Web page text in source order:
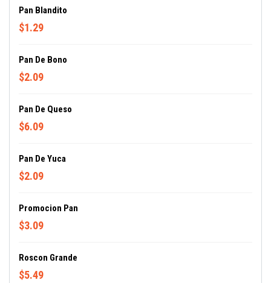
Pan Blandito
$1.29
Pan De Bono
$2.09
Pan De Queso
$6.09
Pan De Yuca
$2.09
Promocion Pan
$3.09
Roscon Grande
$5.49